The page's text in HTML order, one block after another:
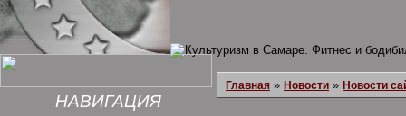
НАВИГАЦИЯ
Главная » Новости » Новости